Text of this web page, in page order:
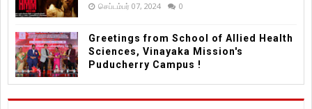
செப்டம்பர் 07, 2024 0
Greetings from School of Allied Health
Sciences, Vinayaka Mission's
Puducherry Campus !